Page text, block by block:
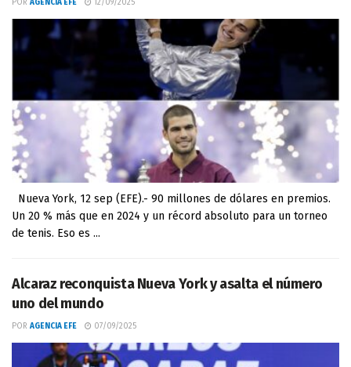
POR AGENCIA EFE 12/09/2025
Nueva York, 12 sep (EFE).- 90 millones de dólares en premios.
Un 20 % más que en 2024 y un récord absoluto para un torneo
de tenis. Eso es ...
Alcaraz reconquista Nueva York y asalta el número
uno del mundo
POR AGENCIA EFE 07/09/2025